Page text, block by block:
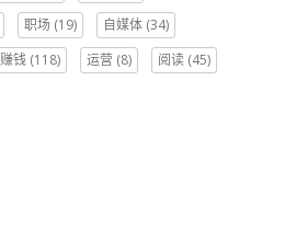
职场 (19) 自媒体 (34)
赚钱 (118) 运营 (8) 阅读 (45)